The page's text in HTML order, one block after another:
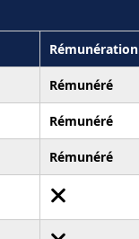
Rémunération
Rémunéré
Rémunéré
Rémunéré